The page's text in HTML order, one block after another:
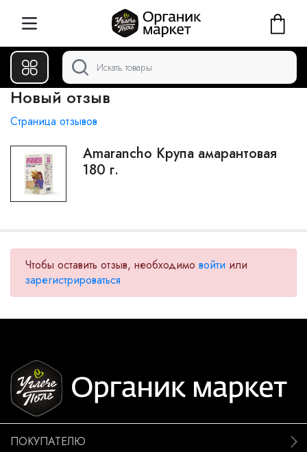
Новый отзыв
Страница отзывов
Amarancho Крупа амарантовая
180 г.
Чтобы оставить отзыв, необходимо войти или
зарегистрироваться
ПОКУПАТЕЛЮ